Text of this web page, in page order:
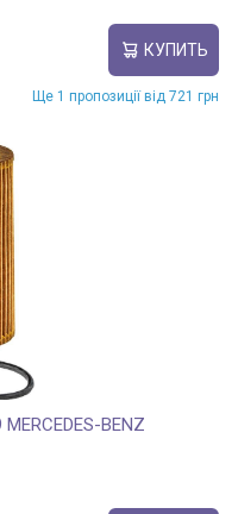
КУПИТЬ
Ще 1 пропозиції від 721 грн
BENZ